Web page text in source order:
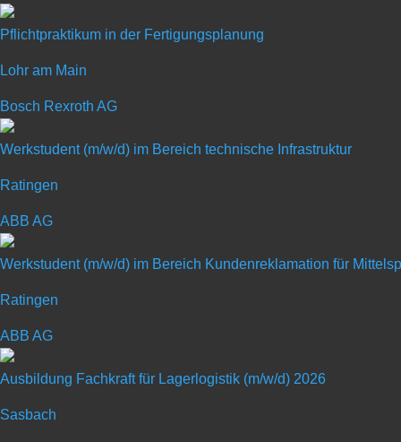
Pflichtpraktikum in der Fertigungsplanung
Lohr am Main
Bosch Rexroth AG
Werkstudent (m/w/d) im Bereich technische Infrastruktur
Ratingen
ABB AG
Werkstudent (m/w/d) im Bereich Kundenreklamation für
Ratingen
ABB AG
Ausbildung Fachkraft für Lagerlogistik (m/w/d) 2026
Sasbach
BENTELER Steel/Tube
Duales Studium